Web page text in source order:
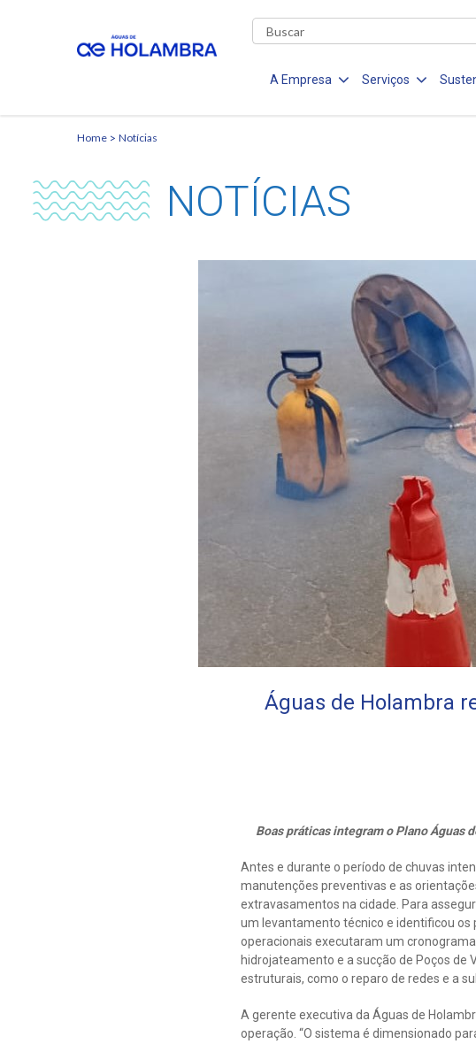
A Empresa Serviços
Home Notícias
NOTÍCIAS
Águas de Holambra
Boas práticas integram o Plano Águas
Antes e durante o período de chuvas
manutenções preventivas e as
extravasamentos na cidade. Para
um levantamento técnico e identificou
operacionais executaram um
hidrojateamento e a sucção de Poços
estruturais, como o reparo de redes e a
A gerente executiva da Águas de
operação. “O sistema é dimensionado